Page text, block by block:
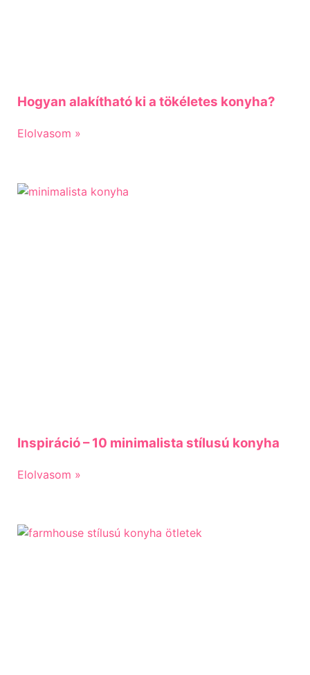
Hogyan alakítható ki a tökéletes konyha?
Elolvasom »
Inspiráció – 10 minimalista stílusú konyha
Elolvasom »